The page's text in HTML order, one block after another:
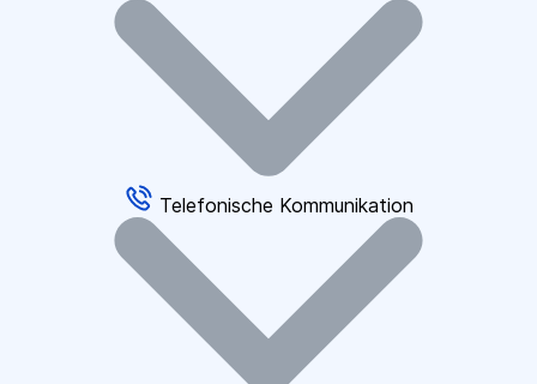
Telefonische Kommunikation